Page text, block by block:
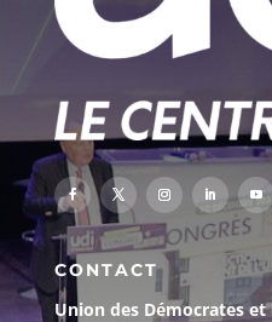
CONTACT
Union des Démocrates